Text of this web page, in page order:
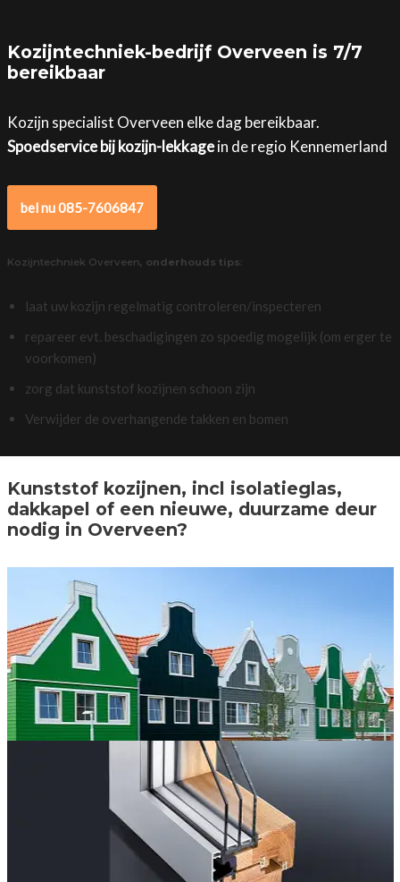
Kozijntechniek-bedrijf Overveen is 7/7
bereikbaar
Kozijn specialist Overveen elke dag bereikbaar.
Spoedservice bij kozijn-lekkagein de regio Kennemerland
bel nu 085-7606847
Kozijntechniek Overveen, onderhouds tips:
laat uw kozijn regelmatig controleren/inspecteren
repareer evt. beschadigingen zo spoedig mogelijk (om erger te
voorkomen)
zorg dat kunststof kozijnen schoon zijn
Verwijder de overhangende takken en bomen
Kunststof kozijnen, incl isolatieglas,
dakkapel of een nieuwe, duurzame deur
nodig in Overveen?